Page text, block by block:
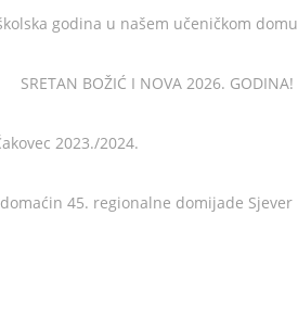
godina u našem učeničkom domu
SRETAN BOŽIĆ I NOVA 2026. GODINA!
2023./2024.
45. regionalne domijade Sjever